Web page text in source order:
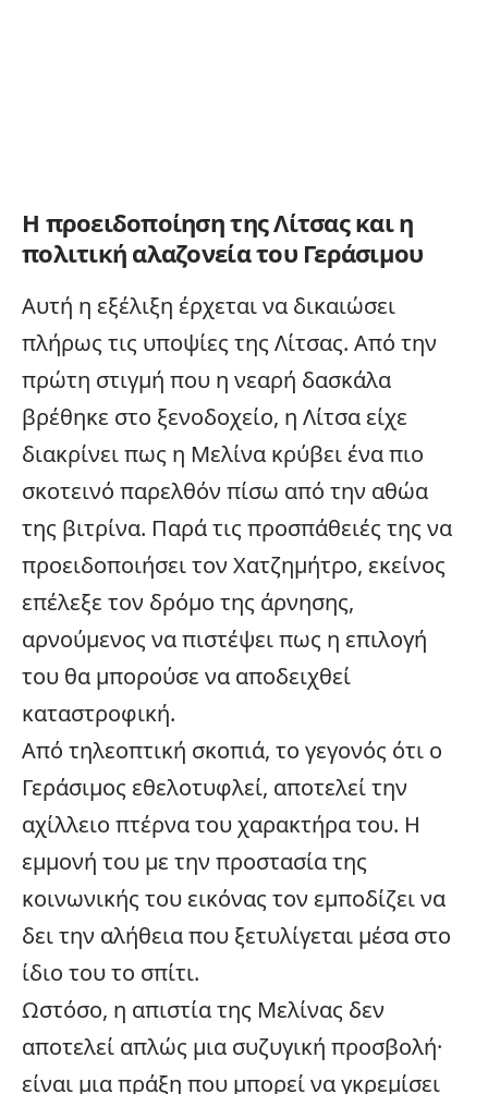
Η προειδοποίηση της Λίτσας και η
πολιτική αλαζονεία του Γεράσιμου
Αυτή η εξέλιξη έρχεται να δικαιώσει
πλήρως τις υποψίες της Λίτσας. Από την
πρώτη στιγμή που η νεαρή δασκάλα
βρέθηκε στο ξενοδοχείο, η Λίτσα είχε
διακρίνει πως η Μελίνα κρύβει ένα πιο
σκοτεινό παρελθόν πίσω από την αθώα
της βιτρίνα. Παρά τις προσπάθειές της να
προειδοποιήσει τον Χατζημήτρο, εκείνος
επέλεξε τον δρόμο της άρνησης,
αρνούμενος να πιστέψει πως η επιλογή
του θα μπορούσε να αποδειχθεί
καταστροφική.
Από τηλεοπτική σκοπιά, το γεγονός ότι ο
Γεράσιμος εθελοτυφλεί, αποτελεί την
αχίλλειο πτέρνα του χαρακτήρα του. Η
εμμονή του με την προστασία της
κοινωνικής του εικόνας τον εμποδίζει να
δει την αλήθεια που ξετυλίγεται μέσα στο
ίδιο του το σπίτι.
Ωστόσο, η απιστία της Μελίνας δεν
αποτελεί απλώς μια συζυγική προσβολή·
είναι μια πράξη που μπορεί να γκρεμίσει